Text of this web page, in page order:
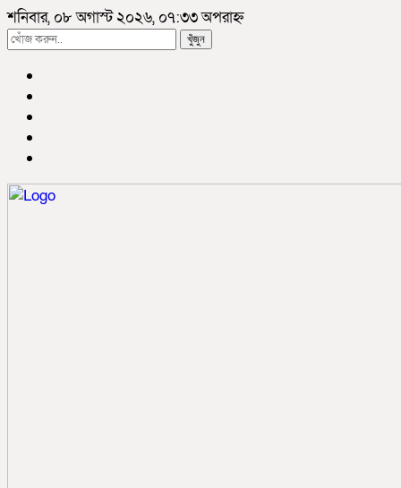
শনিবার, ০৮ অগাস্ট ২০২৬, ০৭:৩৩ অপরাহ্ন
খুঁজুন